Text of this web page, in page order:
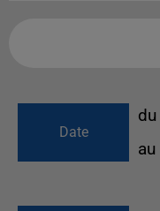
Date
du
au